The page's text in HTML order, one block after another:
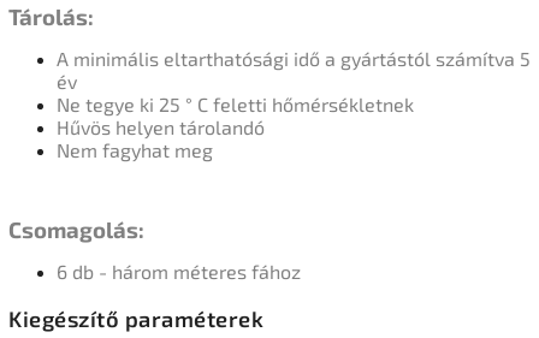
Tárolás:
A minimális eltarthatósági idő a gyártástól számítva 5
év
Ne tegye ki 25 ° C feletti hőmérsékletnek
Hűvös helyen tárolandó
Nem fagyhat meg
Csomagolás:
6 db - három méteres fához
Kiegészítő paraméterek